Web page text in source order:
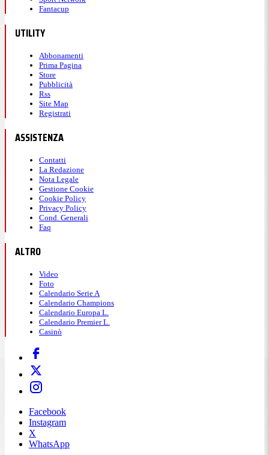
Fantacup
UTILITY
Abbonamenti
Prima Pagina
Store
Pubblicità
Rss
Site Map
Registrati
ASSISTENZA
Contatti
La Redazione
Nota Legale
Gestione Cookie
Cookie Policy
Privacy Policy
Cond. Generali
Faq
ALTRO
Video
Foto
Calendario Serie A
Calendario Champions
Calendario Europa L.
Calendario Premier L.
Casinò
Facebook
Instagram
X
WhatsApp